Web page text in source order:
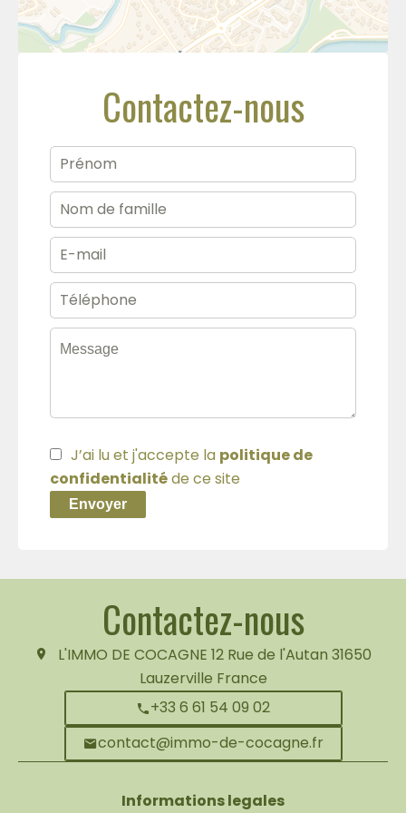
Contactez-nous
J’ai lu et j'accepte la politique de
confidentialitéde ce site
Envoyer
Contactez-nous
L'IMMO DE COCAGNE 12 Rue de l'Autan 31650
Lauzerville France
+33 6 61 54 09 02
contact@immo-de-cocagne.fr
Informations legales